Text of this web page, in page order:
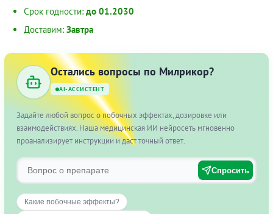
Срок годности: до 01.2030
Доставим: Завтра
Остались вопросы по Милрикор?
AI-АССИСТЕНТ
Задайте любой вопрос о побочных эффектах, дозировке или
взаимодействиях. Наша медицинская ИИ нейросеть мгновенно
проанализирует инструкции и даст точный ответ.
Спросить
Какие побочные эффекты?